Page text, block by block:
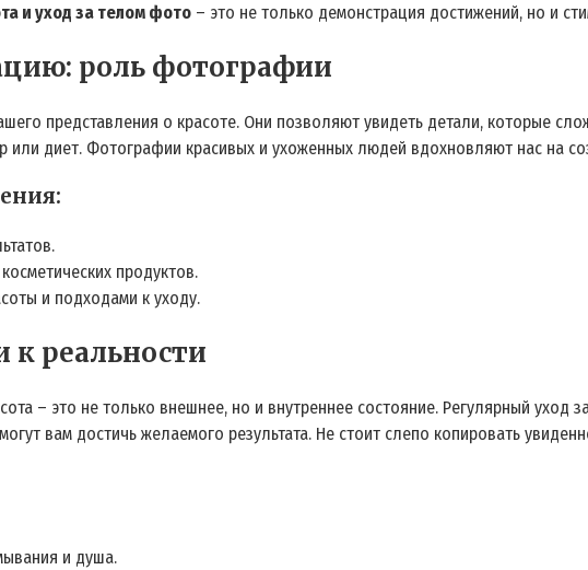
и уход за телом фото – это не только демонстрация достижений, но и
роль фотографии
представления о красоте. Они позволяют увидеть детали, которые
диет. Фотографии красивых и ухоженных людей вдохновляют нас на
продуктов.
и подходами к уходу.
к реальности
– это не только внешнее, но и внутреннее состояние. Регулярный уход
вам достичь желаемого результата. Не стоит слепо копировать
и душа.